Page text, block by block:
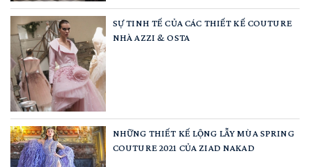
SỰ TINH TẾ CỦA CÁC THIẾT KẾ COUTURE
NHÀ AZZI & OSTA
NHỮNG THIẾT KẾ LỘNG LẪY MÙA SPRING
COUTURE 2021 CỦA ZIAD NAKAD